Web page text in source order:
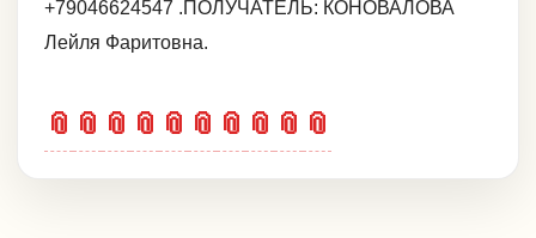
+79046624547 .ПОЛУЧАТЕЛЬ: КОНОВАЛОВА
Лейля Фаритовна.
📎 📎 📎 📎 📎 📎 📎 📎 📎 📎